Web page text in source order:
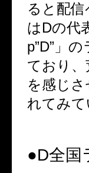
ると配
はDの代
p”D”」
ており
を感じ
れてみて
●D全国